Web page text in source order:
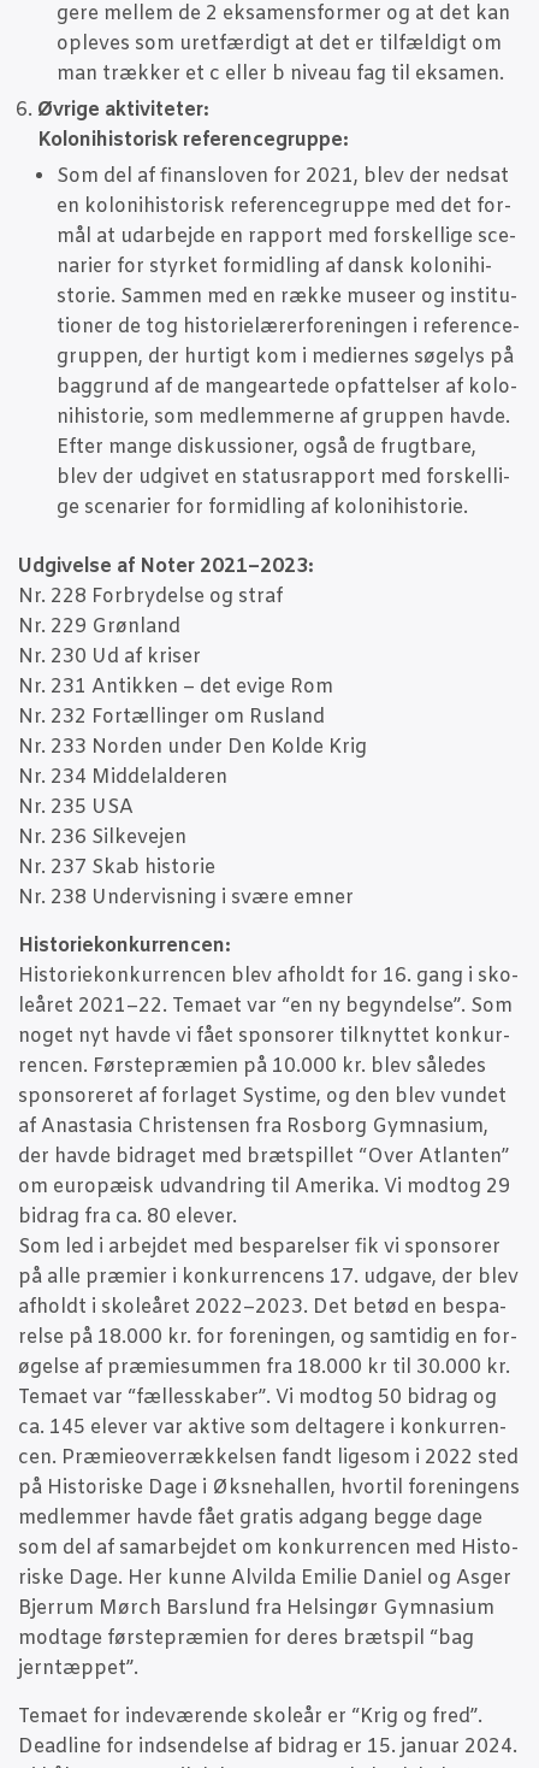
ge­re mel­lem de 2 eksa­mens­for­mer og at det kan
ople­ves som uret­fær­digt at det er til­fæl­digt om
man træk­ker et c eller b niveau fag til eksamen.
Øvri­ge akti­vi­te­ter:
Kolo­ni­hi­sto­risk referencegruppe:
Som del af finans­lo­ven for 2021, blev der ned­sat
en kolo­ni­hi­sto­risk refe­ren­ce­grup­pe med det for­
mål at udar­bej­de en rap­port med for­skel­li­ge sce­
na­ri­er for styr­ket for­mid­ling af dansk kolo­ni­hi­
sto­rie. Sam­men med en ræk­ke muse­er og insti­tu­
tio­ner de tog histo­ri­e­læ­rer­for­e­nin­gen i refe­ren­ce­
grup­pen, der hur­tigt kom i medi­er­nes søge­lys på
bag­grund af de man­gear­te­de opfat­tel­ser af kolo­
ni­hi­sto­rie, som med­lem­mer­ne af grup­pen hav­de.
Efter man­ge dis­kus­sio­ner, også de frugt­ba­re,
blev der udgi­vet en sta­tus­rap­port med for­skel­li­
ge sce­na­ri­er for for­mid­ling af kolonihistorie.
Udgi­vel­se af Noter 2021–2023:
Nr. 228 For­bry­del­se og straf
Nr. 229 Grøn­land
Nr. 230 Ud af kri­ser
Nr. 231 Antik­ken – det evi­ge Rom
Nr. 232 For­tæl­lin­ger om Rusland
Nr. 233 Nor­den under Den Kol­de Krig
Nr. 234 Mid­delal­de­ren
Nr. 235 USA
Nr. 236 Sil­ke­vej­en
Nr. 237 Skab histo­rie
Nr. 238 Under­vis­ning i svæ­re emner
Histo­rie­kon­kur­ren­cen:
Histo­rie­kon­kur­ren­cen blev afholdt for 16. gang i sko­
le­å­ret 2021–22. Tema­et var “en ny begyn­del­se”. Som
noget nyt hav­de vi fået sponso­rer til­knyt­tet kon­kur­
ren­cen. Før­ste­præ­mi­en på 10.000 kr. blev såle­des
sponso­re­ret af for­la­get Systi­me, og den blev vun­det
af Anast­a­sia Chri­sten­sen fra Ros­borg Gym­na­si­um,
der hav­de bidra­get med bræt­spil­let “Over Atlan­ten”
om euro­pæ­isk udvan­dring til Ame­ri­ka. Vi modt­og 29
bidrag fra ca. 80 ele­ver.
Som led i arbej­det med bespa­rel­ser fik vi sponso­rer
på alle præ­mi­er i kon­kur­ren­cens 17. udga­ve, der blev
afholdt i sko­le­å­ret 2022–2023. Det betød en bespa­
rel­se på 18.000 kr. for for­e­nin­gen, og sam­ti­dig en for­
ø­gel­se af præ­miesum­men fra 18.000 kr til 30.000 kr.
Tema­et var “fæl­les­ska­ber”. Vi modt­og 50 bidrag og
ca. 145 ele­ver var akti­ve som del­ta­ge­re i kon­kur­ren­
cen. Præ­mie­over­ræk­kel­sen fandt lige­som i 2022 sted
på Histo­ri­ske Dage i Øks­ne­hal­len, hvor­til for­e­nin­gens
med­lem­mer hav­de fået gra­tis adgang beg­ge dage
som del af sam­ar­bej­det om kon­kur­ren­cen med Histo­
ri­ske Dage. Her kun­ne Alvil­da Emi­lie Dani­el og Asger
Bjer­rum Mørch Bar­slund fra Hels­in­gør Gym­na­si­um
mod­ta­ge før­ste­præ­mi­en for deres bræt­spil “bag
jerntæppet”.
Tema­et for inde­væ­ren­de sko­le­år er “Krig og fred”.
Dead­li­ne for ind­sen­del­se af bidrag er 15. janu­ar 2024.